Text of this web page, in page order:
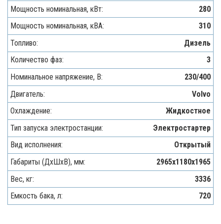
Мощность номинальная, кВт:
280
Мощность номинальная, кВА:
310
Топливо:
Дизель
Количество фаз:
3
Номинальное напряжение, В:
230/400
Двигатель:
Volvo
Охлаждение:
Жидкостное
Тип запуска электростанции:
Электростартер
Вид исполнения:
Открытый
Габариты (ДхШхВ), мм:
2965х1180х1965
Вес, кг:
3336
Емкость бака, л:
720